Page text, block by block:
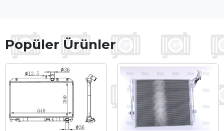
İÇ
KLİMA
RADYATÖRLERİ
(EVAPORATORS)
KLİMA
KOMPRESÖRLERİ
(COMPRESSORS)
Popüler Ürünler